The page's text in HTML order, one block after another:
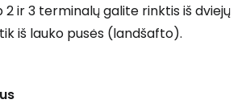
ir 3 terminalų galite rinktis iš dviejų
iš lauko pusės (landšafto).